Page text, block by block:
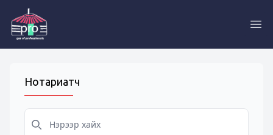
Нотариатч